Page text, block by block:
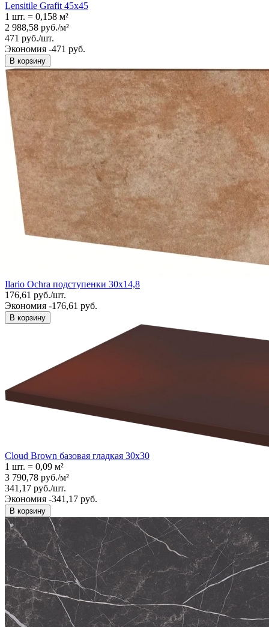
Lensitile Grafit 45x45
1 шт. = 0,158 м²
2 988,58 руб./м²
471 руб./шт.
Экономия -471 руб.
В корзину
Ilario Ochra подступенки 30х14,8
176,61 руб./шт.
Экономия -176,61 руб.
В корзину
Cloud Brown базовая гладкая 30x30
1 шт. = 0,09 м²
3 790,78 руб./м²
341,17 руб./шт.
Экономия -341,17 руб.
В корзину